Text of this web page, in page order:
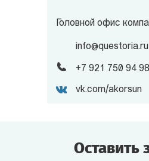
Головной офис
info@questoria.ru
+7 921 750 94 98
vk.com/akorsun
Оставить